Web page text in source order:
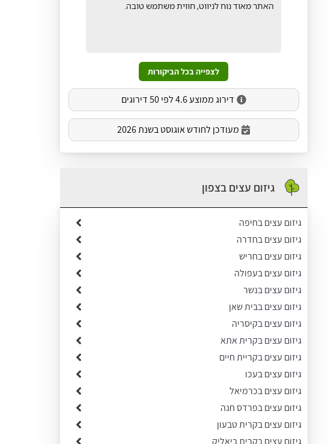
האתר מאוד נוח לניווט, חווית משתמש טובה.
לצפייה בכל הביקורות
דירוג ממוצע 4.6 לפי 50 דירוגים
מעודכן לחודש אוגוסט בשנת 2026
גיזום עצים בצפון
גיזום עצים בחיפה
גיזום עצים בחדרה
גיזום עצים בחריש
גיזום עצים בעפולה
גיזום עצים בנשר
גיזום עצים בבית שאן
גיזום עצים בקיסריה
גיזום עצים בקרית אתא
גיזום עצים בקריית חיים
גיזום עצים בעכו
גיזום עצים בכרמיאל
גיזום עצים בפרדס חנה
גיזום עצים בקרית טבעון